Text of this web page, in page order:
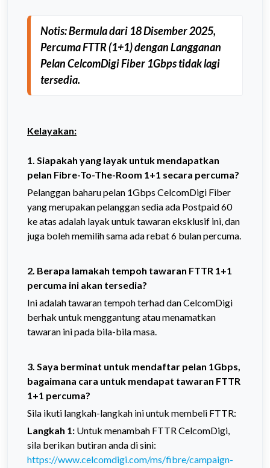
Notis: Bermula dari 18 Disember 2025,
Percuma FTTR (1+1) dengan Langganan
Pelan CelcomDigi Fiber 1Gbps tidak lagi
tersedia.
Kelayakan:
1. Siapakah yang layak untuk mendapatkan
pelan Fibre-To-The-Room 1+1 secara percuma?
Pelanggan baharu pelan 1Gbps CelcomDigi Fiber
yang merupakan pelanggan sedia ada Postpaid 60
ke atas adalah layak untuk tawaran eksklusif ini, dan
juga boleh memilih sama ada rebat 6 bulan percuma.
2. Berapa lamakah tempoh tawaran FTTR 1+1
percuma ini akan tersedia?
Ini adalah tawaran tempoh terhad dan CelcomDigi
berhak untuk menggantung atau menamatkan
tawaran ini pada bila-bila masa.
3. Saya berminat untuk mendaftar pelan 1Gbps,
bagaimana cara untuk mendapat tawaran FTTR
1+1 percuma?
Sila ikuti langkah-langkah ini untuk membeli FTTR:
Langkah 1: Untuk menambah FTTR CelcomDigi,
sila berikan butiran anda di sini:
https://www.celcomdigi.com/ms/fibre/campaign-